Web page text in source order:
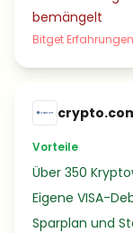
bemängelt
Bitget Erfahrungen
Vorteile
Über 350
Eigene VISA-
Sparplan und